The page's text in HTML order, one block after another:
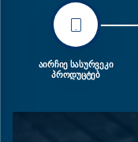
ᲐᲘᲠᲩᲘᲔ ᲡᲐᲡᲣᲠᲕᲔᲙᲘ
ᲞᲠᲝᲓᲣᲪᲢᲔᲑ